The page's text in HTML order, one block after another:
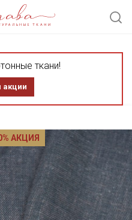
ткани!
акции
АКЦИЯ